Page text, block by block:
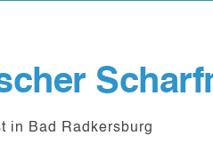
in Bad Radkersburg